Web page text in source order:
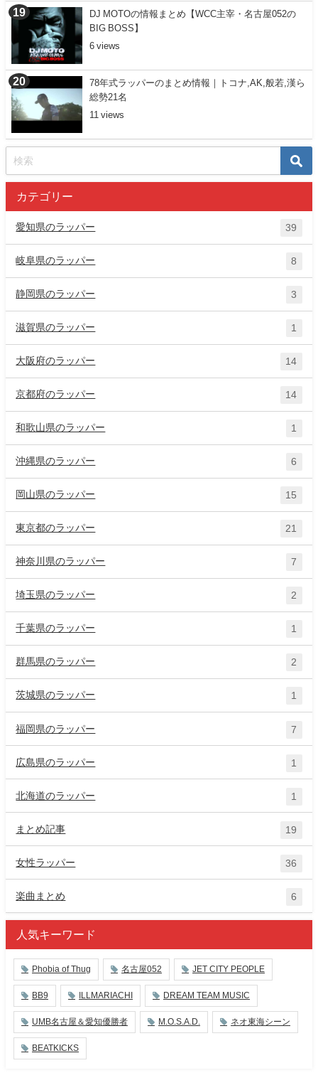
DJ MOTOの情報まとめ【WCC主宰・名古屋052の
BIG BOSS】
6
78年式ラッパーのまとめ情報｜トコナ,AK,般若,漢ら
総勢21名
11
カテゴリー
愛知県のラッパー 39
岐阜県のラッパー 8
静岡県のラッパー 3
滋賀県のラッパー 1
大阪府のラッパー 14
京都府のラッパー 14
和歌山県のラッパー 1
沖縄県のラッパー 6
岡山県のラッパー 15
東京都のラッパー 21
神奈川県のラッパー 7
埼玉県のラッパー 2
千葉県のラッパー 1
群馬県のラッパー 2
茨城県のラッパー 1
福岡県のラッパー 7
広島県のラッパー 1
北海道のラッパー 1
まとめ記事 19
女性ラッパー 36
楽曲まとめ 6
人気キーワード
Phobia of Thug 名古屋052 JET CITY PEOPLE
BB9 ILLMARIACHI DREAM TEAM MUSIC
UMB名古屋＆愛知優勝者 M.O.S.A.D. ネオ東海シーン
BEATKICKS